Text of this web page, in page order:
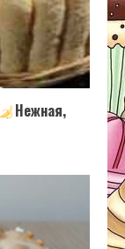
Нежная,